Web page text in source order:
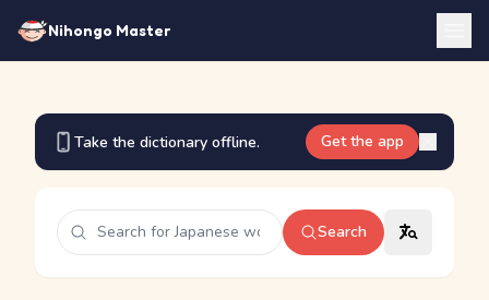
Nihongo Master
Take the dictionary offline. Get the app
Search